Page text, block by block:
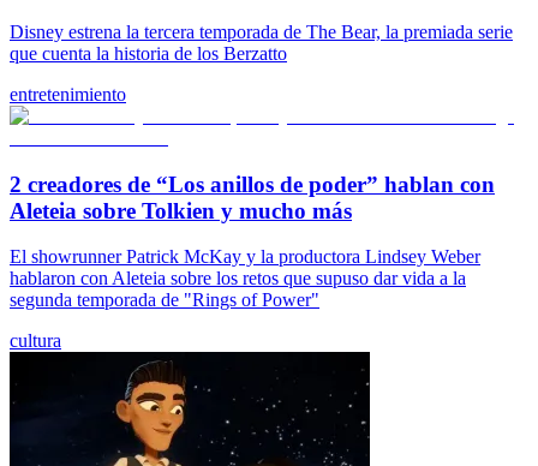
Disney estrena la tercera temporada de The Bear, la premiada serie
que cuenta la historia de los Berzatto
entretenimiento
2 creadores de “Los anillos de poder” hablan con
Aleteia sobre Tolkien y mucho más
El showrunner Patrick McKay y la productora Lindsey Weber
hablaron con Aleteia sobre los retos que supuso dar vida a la
segunda temporada de "Rings of Power"
cultura